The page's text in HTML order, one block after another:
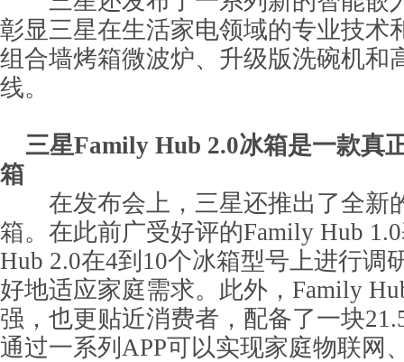
彰显三星在生活家电领域的专业技术
组合墙烤箱微波炉、升级版洗碗机和
线。
三星Family Hub 2.0冰箱是一款真
箱
在发布会上，三星还推出了全新
箱。在此前广受好评的Family Hub
Hub 2.0在4到10个冰箱型号上进行调
好地适应家庭需求。此外，Family
强，也更贴近消费者，配备了一块
通过一系列APP可以实现家庭物联网